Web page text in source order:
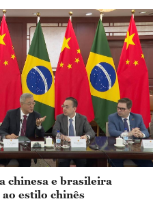
chinesa e brasileira
estilo chinês